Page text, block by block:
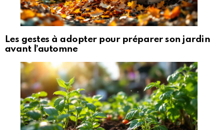
Les gestes à adopter pour préparer son jardin
avant l’automne